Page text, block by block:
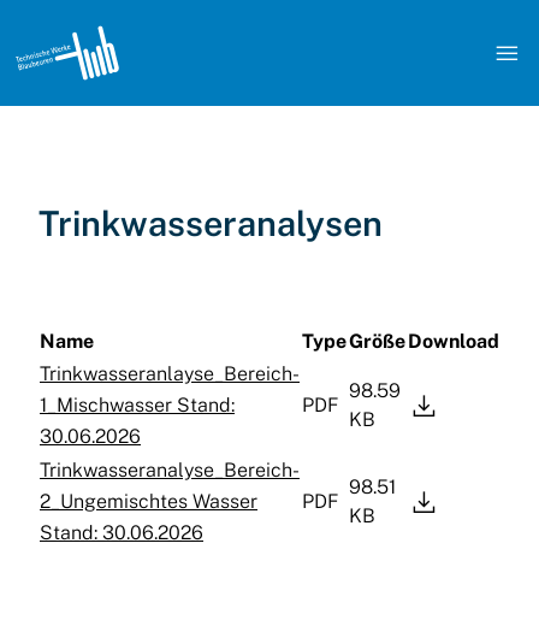

Trinkwasseranalysen
Name TypeGrößeDownload
Trinkwasseranlayse_Bereich-
1_Mischwasser Stand:
30.06.2026
PDF
98.59
KB

Trinkwasseranalyse_Bereich-
2_Ungemischtes Wasser
Stand: 30.06.2026
PDF
98.51
KB
